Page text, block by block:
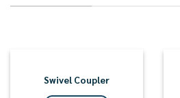
Swivel Coupler